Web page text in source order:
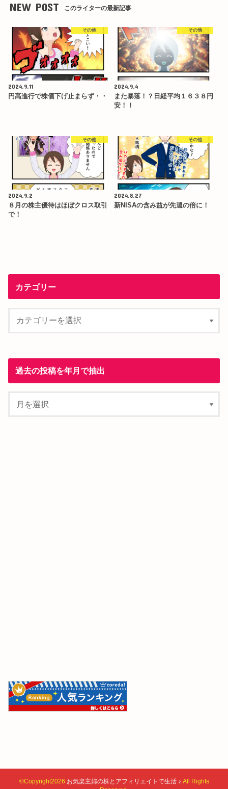
NEW POST このライターの最新記事
その他
2024.9.11
円高進行で株価下げ止まらず・・
その他
2024.9.4
また暴落！？日経平均１６３８円
安！！
その他
2024.9.2
８月の株主優待はほぼクロス取引
で！
その他
2024.8.27
新NISAの含み益が先週の倍に！
カテゴリー
過去の投稿を年月で抽出
©Copyright2026 お気楽主婦の株とアフィリエイトで生活 ♪ .All Rights